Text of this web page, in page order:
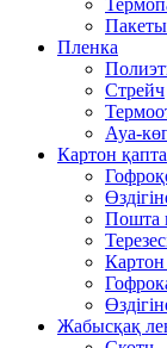
Пленка
Стрейч
Ауа-
Картон
Пошта
Жабысқақ